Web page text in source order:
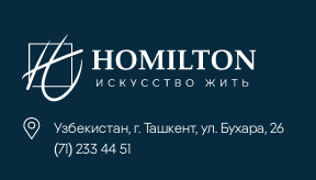
Узбекистан, г. Ташкент, ул. Бухара, 26
(71) 233 44 51